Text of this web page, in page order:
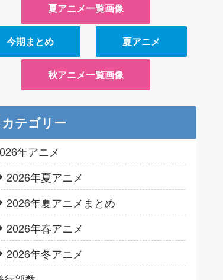
夏アニメ一覧画像
今期まとめ 夏アニメ
秋アニメ一覧画像
カテゴリー
年アニメ
2026年夏アニメ
2026年夏アニメまとめ
2026年春アニメ
2026年冬アニメ